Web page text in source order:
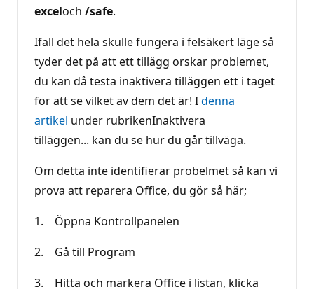
exceloch /safe.
Ifall det hela skulle fungera i felsäkert läge så
tyder det på att ett tillägg orskar problemet,
du kan då testa inaktivera tilläggen ett i taget
för att se vilket av dem det är! Idenna
artikel under rubrikenInaktivera
tilläggen... kan du se hur du går tillväga.
Om detta inte identifierar probelmet så kan vi
prova att reparera Office, du gör så här;
1. Öppna Kontrollpanelen
2. Gå till Program
3. Hitta och markera Office i listan, klicka